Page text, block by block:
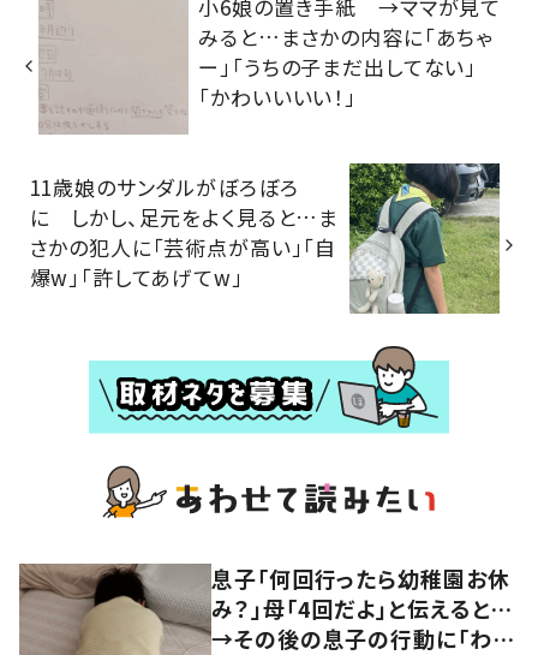
小6娘の置き手紙 →ママが見て
みると…まさかの内容に「あちゃ
ー」「うちの子まだ出してない」
「かわいいいい！」
11歳娘のサンダルがぼろぼろ
に しかし、足元をよく見ると…ま
さかの犯人に「芸術点が高い」「自
爆w」「許してあげてw」
息子「何回行ったら幼稚園お休
み？」母「4回だよ」と伝えると…
→その後の息子の行動に「わか